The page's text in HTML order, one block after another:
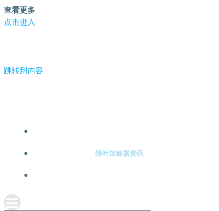
查看更多
点击进入
跳转到内容
绿叶加速器资讯